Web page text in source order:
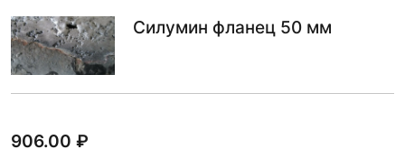
Силумин фланец 50 мм
906.00 ₽